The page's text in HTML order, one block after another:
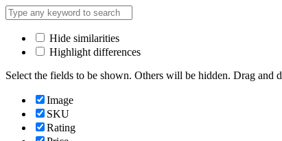
Hide similarities
Highlight differences
Select the fields to be shown. Others will be hidden. Drag and
Image
SKU
Rating